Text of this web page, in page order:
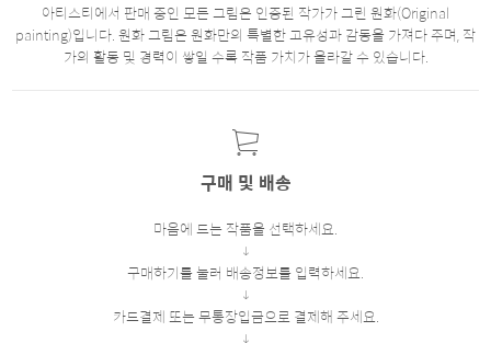
아티스티에서 판매 중인 모든 그림은 인증된 작가가 그린 원화(Original
painting)입니다. 원화 그림은 원화만의 특별한 고유성과 감동을 가져다 주며, 작
가의 활동 및 경력이 쌓일 수록 작품 가치가 올라갈 수 있습니다.
구매 및 배송
마음에 드는 작품을 선택하세요.
구매하기를 눌러 배송정보를 입력하세요.
카드결제 또는 무통장입금으로 결제해 주세요.